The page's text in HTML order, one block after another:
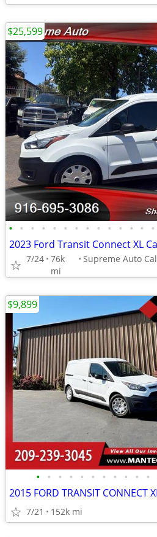
• • • • • • • • • • • • • •
7/24 76k
mi
$25,599
• • • • • • • • • • •
7/21 152k mi
$9,899